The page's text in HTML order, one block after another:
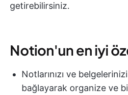
getirebilirsiniz.
Notion'un en iyi
Notlarınızı ve
bağlayarak organize ve